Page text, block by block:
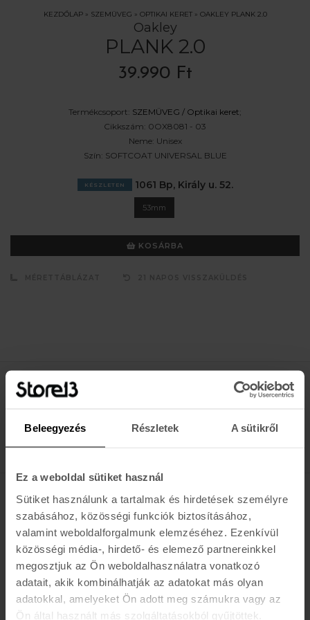
Beleegyezés Részletek A sütikről
Ez a weboldal sütiket használ
Sütiket használunk a tartalmak és hirdetések személyre
szabásához, közösségi funkciók biztosításához,
valamint weboldalforgalmunk elemzéséhez. Ezenkívül
közösségi média-, hirdető- és elemező partnereinkkel
megosztjuk az Ön weboldalhasználatra vonatkozó
adatait, akik kombinálhatják az adatokat más olyan
adatokkal, amelyeket Ön adott meg számukra vagy az
Ön által használt más szolgáltatásokból gyűjtöttek.
KEZDŐLAP» SZEMÜVEG » OPTIKAI KERET» OAKLEY PLANK 2.0
Oakley
PLANK 2.0
39.990 Ft
Termékcsoport: SZEMÜVEG / Optikai keret;
Cikkszám: 0OX8081 - 03
Neme: Unisex
Szín: SOFTCOAT UNIVERSAL BLUE
KÉSZLETEN 1061 Bp, Király u. 52.
53mm
KOSÁRBA
Értesülj az újdonságokról, akciókról
E-MAIL
K A R O L I N A 17 / B
Hétfő - Péntek: 11:00 - 19:00
Szombat: 10:00 - 19:00
Vasárnap: ZÁRVA
K I R Á L Y 52 (ÚJ)
Hétfő - Péntek: 11:00 - 19:00